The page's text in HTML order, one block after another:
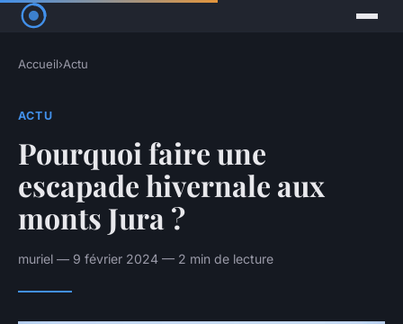
Accueil›Actu
ACTU
Pourquoi faire une
escapade hivernale aux
monts Jura ?
muriel — 9 février 2024 — 2 min de lecture